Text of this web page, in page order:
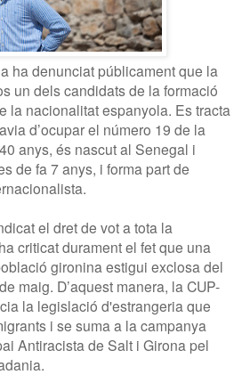
ha denunciat públicament que la
un dels candidats de la formació
la nacionalitat espanyola. Es tracta
d’ocupar el número 19 de la
anys, és nascut al Senegal i
de fa 7 anys, i forma part de
el dret de vot a tota la
criticat durament el fet que una
gironina estigui exclosa del
maig. D’aquest manera, la CUP-
la legislació d'estrangeria que
i se suma a la campanya
Antiracista de Salt i Girona pel